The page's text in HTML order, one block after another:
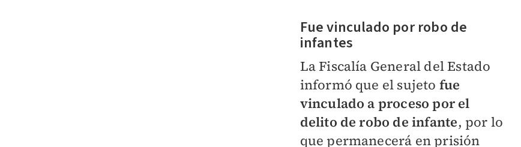
Fue vinculado por robo de
infantes
La Fiscalía General del Estado
informó que el sujeto fue
vinculado a proceso por el
delito de robo de infante, por lo
que permanecerá en prisión